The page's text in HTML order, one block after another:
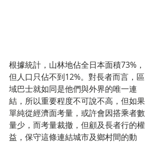
根據統計，山林地佔全日本面積73%，
但人口只佔不到12%。對長者而言，區
域巴士就如同是他們與外界的唯一連
結，所以重要程度不可說不高，但如果
單純從經濟面考量，或許會因搭乘者數
量少，而考量裁撤，但顧及長者行的權
益，保守這條連結城市及鄉村間的動